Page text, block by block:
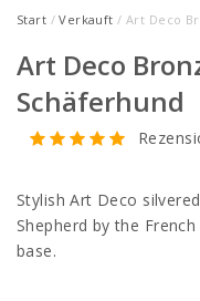
Start /Verkauft / Art Deco
Art Deco
Schäferhund
Stylish Art Deco
Shepherd by the
base.